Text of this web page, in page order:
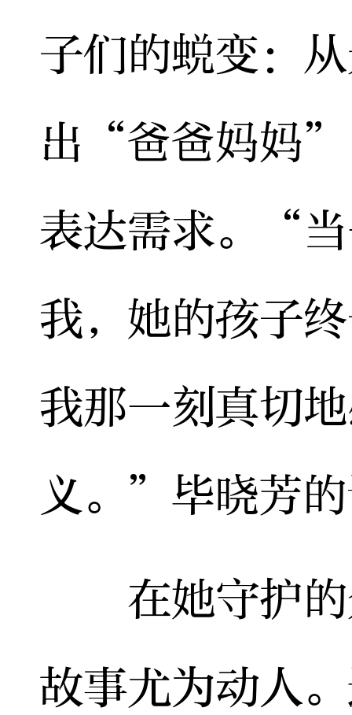
子们的蜕变：
出“爸爸妈妈”
表达需求。“
我，她的孩子
我那一刻真切
义。”毕晓芳
在她守护的
故事尤为动人